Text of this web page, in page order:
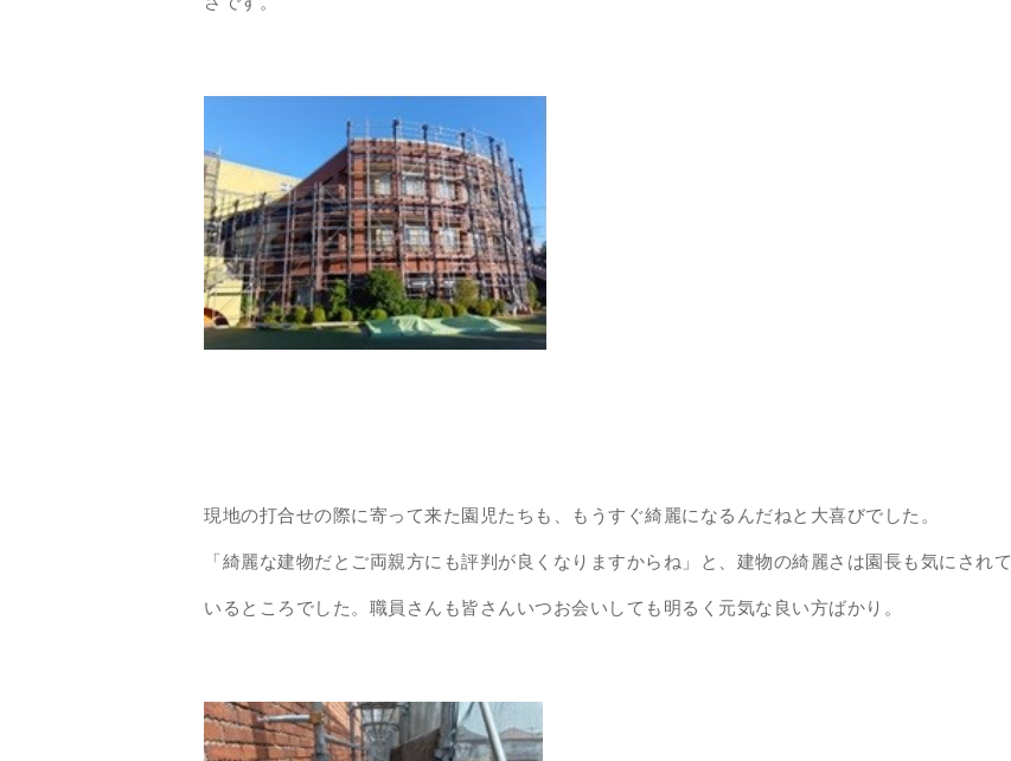
現地の打合せの際に寄って来た園児たちも、もうすぐ綺麗になるんだねと大喜びでした。
「綺麗な建物だとご両親方にも評判が良くなりますからね」と、建物の綺麗さは園長も気にされて
いるところでした。職員さんも皆さんいつお会いしても明るく元気な良い方ばかり。